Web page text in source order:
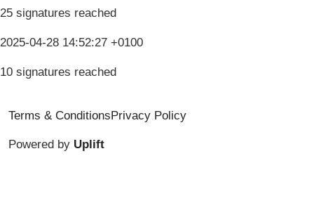
25 signatures reached
2025-04-28 14:52:27 +0100
10 signatures reached
Terms & Conditions Privacy Policy
Powered by Uplift